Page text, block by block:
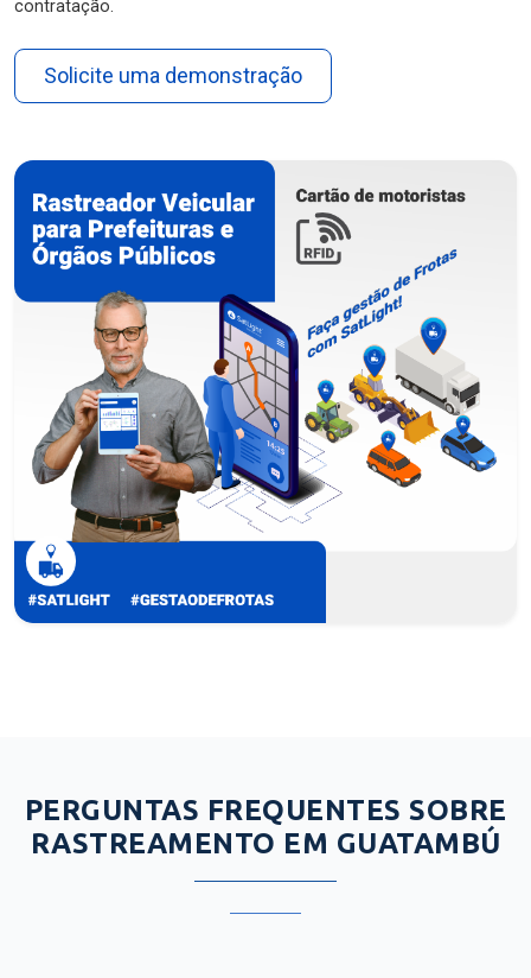
contratação.
Solicite uma demonstração
PERGUNTAS FREQUENTES SOBRE
RASTREAMENTO EM GUATAMBÚ